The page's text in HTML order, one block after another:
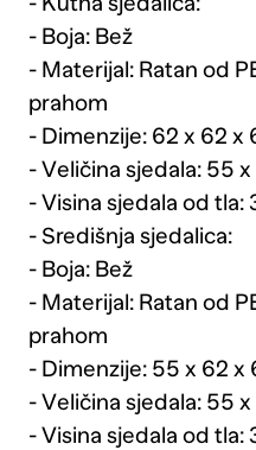
- Boja: Bež
- Materijal: Ratan od
prahom
- Dimenzije: 62 x 62 x
- Veličina sjedala: 55
- Visina sjedala od tla:
- Središnja sjedalica:
- Boja: Bež
- Materijal: Ratan od
prahom
- Dimenzije: 55 x 62 x
- Veličina sjedala: 55
- Visina sjedala od tla: